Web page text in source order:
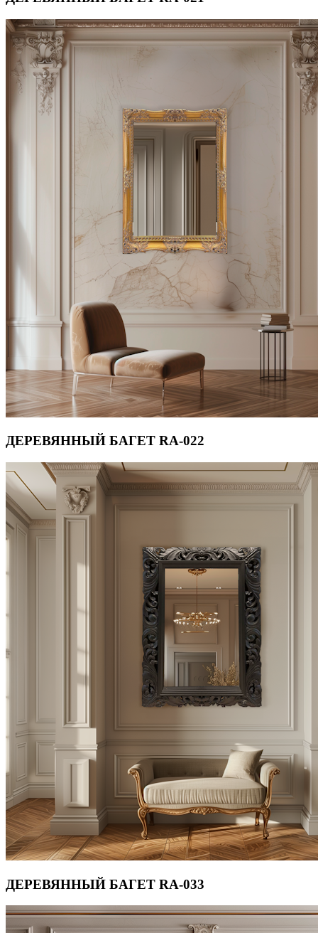
ДЕРЕВЯННЫЙ БАГЕТ RA-022
ДЕРЕВЯННЫЙ БАГЕТ RA-033